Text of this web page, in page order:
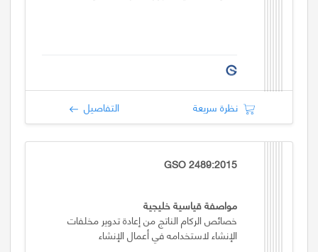
نظرة سريعة التفاصيل
GSO 2489:2015
مواصفة قياسية خليجية
خصائص الركام الناتج من إعادة تدوير مخلفات
الإنشاء لاستخدامه في أعمال الإنشاء